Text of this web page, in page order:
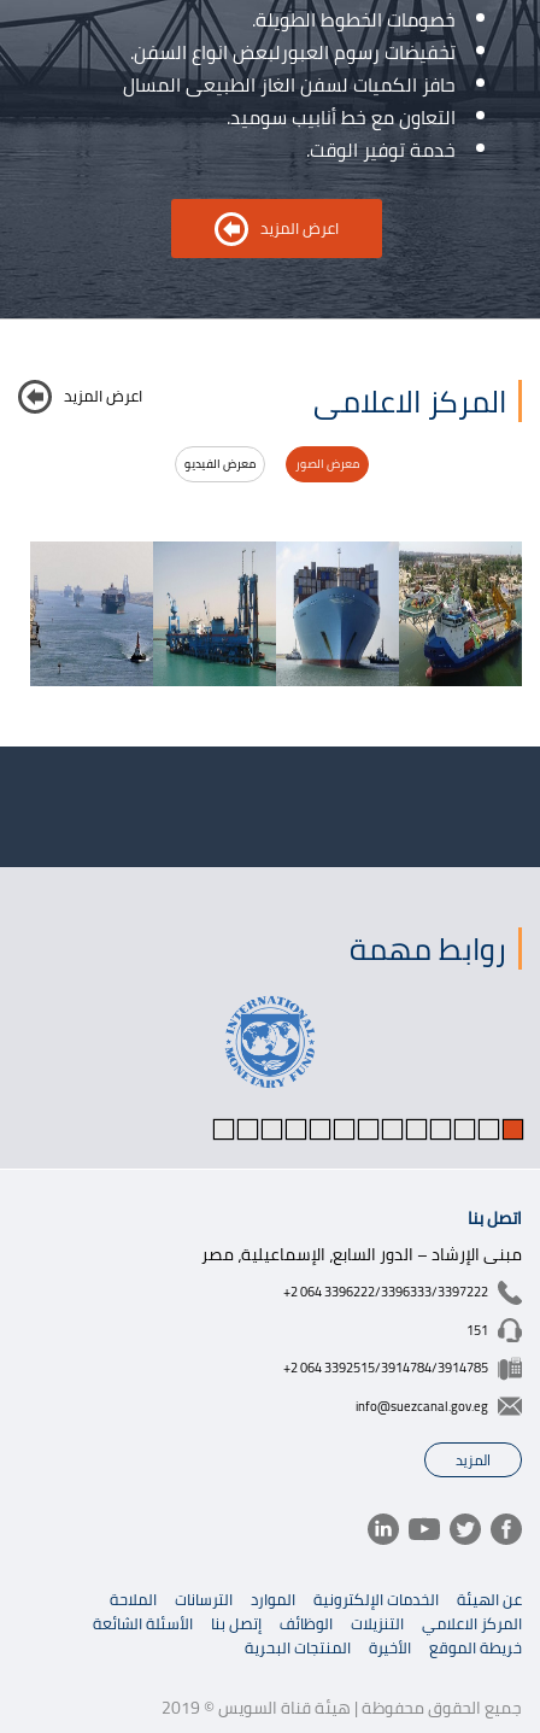
خصومات الخطوط الطويلة.
تخفيضات رسوم العبورلبعض انواع السفن.
حافز الكميات لسفن الغاز الطبيعى المسال
التعاون مع خط أنابيب سوميد.
خدمة توفير الوقت.
اعرض المزيد
المركز الاعلامى اعرض المزيد
معرض الصور معرض الفيديو
روابط مهمة
اتصل بنا
مبنى الإرشاد – الدور السابع، الإسماعيلية، مصر
+2 064 3396222/3396333/3397222
151
+2 064 3392515/3914784/3914785
info@suezcanal.gov.eg
المزيد
عن الهيئة الخدمات الإلكترونية الموارد الترسانات
الملاحة
المركز الاعلامي
التنزيلات الوظائف إتصل بنا
الأسئلة الشائعة
خريطة الموقع
الأخيرة المنتجات البحرية
جميع الحقوق محفوظة | هيئة قناة السويس © 2019